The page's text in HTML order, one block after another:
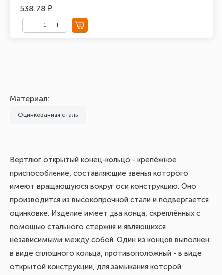
538.78 ₽
Материал:
Оцинкованная сталь
Вертлюг открытый конец-кольцо - крепёжное
приспособление, составляющие звенья которого
имеют вращающуюся вокруг оси конструкцию. Оно
производится из высокопрочной стали и подвергается
оцинковке. Изделие имеет два конца, скреплённых с
помощью стального стержня и являющихся
независимыми между собой. Один из концов выполнен
в виде сплошного кольца, противоположный - в виде
открытой конструкции, для замыкания которой